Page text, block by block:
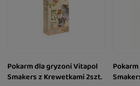
Pokarm dla gryzoni Vitapol
Smakers z Krewetkami 2szt.